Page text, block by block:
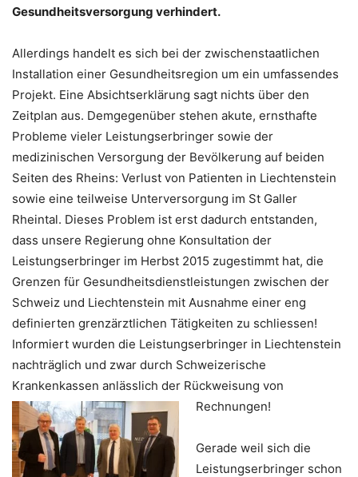
Gesundheitsversorgung verhindert.
Allerdings handelt es sich bei der zwischenstaatlichen
Installation einer Gesundheitsregion um ein umfassendes
Projekt. Eine Absichtserklärung sagt nichts über den
Zeitplan aus. Demgegenüber stehen akute, ernsthafte
Probleme vieler Leistungserbringer sowie der
medizinischen Versorgung der Bevölkerung auf beiden
Seiten des Rheins: Verlust von Patienten in Liechtenstein
sowie eine teilweise Unterversorgung im St Galler
Rheintal. Dieses Problem ist erst dadurch entstanden,
dass unsere Regierung ohne Konsultation der
Leistungserbringer im Herbst 2015 zugestimmt hat, die
Grenzen für Gesundheitsdienstleistungen zwischen der
Schweiz und Liechtenstein mit Ausnahme einer eng
definierten grenzärztlichen Tätigkeiten zu schliessen!
Informiert wurden die Leistungserbringer in Liechtenstein
nachträglich und zwar durch Schweizerische
Krankenkassen anlässlich der Rückweisung von
Rechnungen!
Gerade weil sich die
Leistungserbringer schon